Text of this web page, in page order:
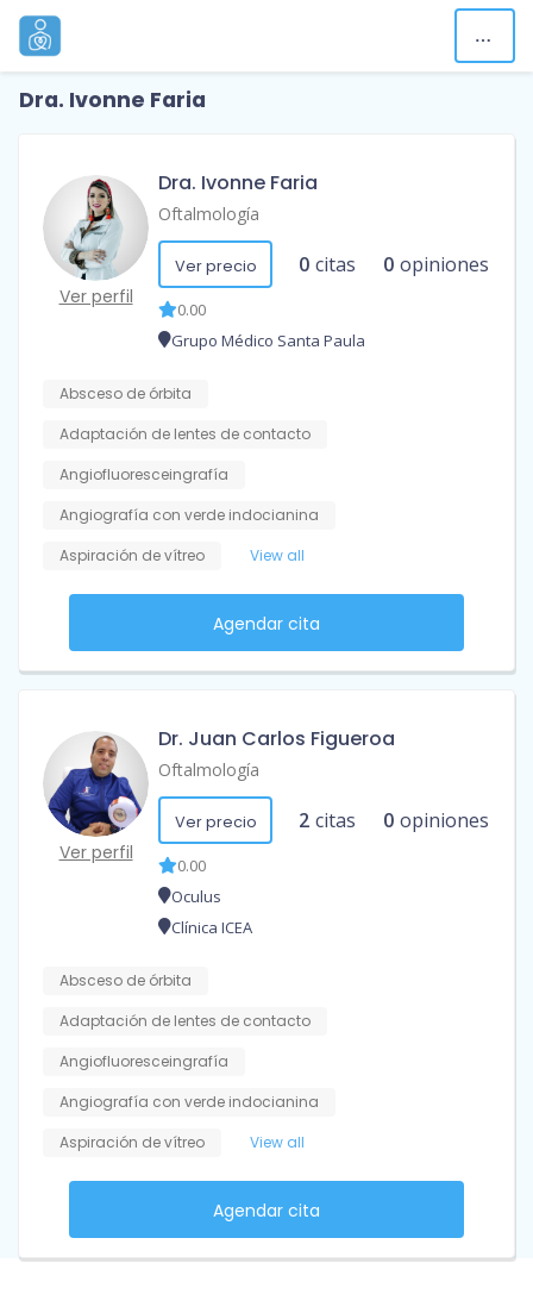
Dra. Ivonne Faria
Ver perfil
Dra. Ivonne Faria
Oftalmología
Ver precio 0 citas 0 opiniones
0.00
Grupo Médico Santa Paula
Absceso de órbita
Adaptación de lentes de contacto
Angiofluoresceingrafía
Angiografía con verde indocianina
Aspiración de vítreo
View all
Agendar cita
Ver perfil
Dr. Juan Carlos Figueroa
Oftalmología
Ver precio 2 citas 0 opiniones
0.00
Oculus
Clínica ICEA
Absceso de órbita
Adaptación de lentes de contacto
Angiofluoresceingrafía
Angiografía con verde indocianina
Aspiración de vítreo
View all
Agendar cita